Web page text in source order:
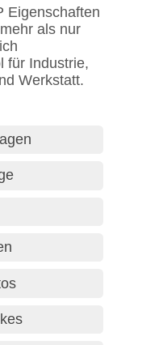
Eigenschaften
als nur
für Industrie,
Werkstatt.